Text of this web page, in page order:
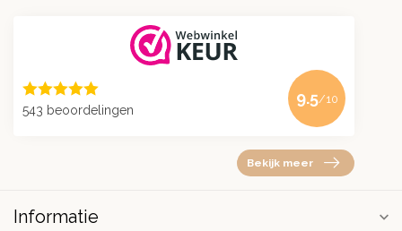
543 beoordelingen
9.5/10
Bekijk meer
Informatie